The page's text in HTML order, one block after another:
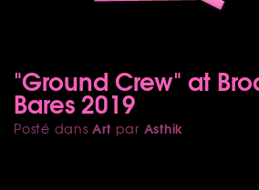
"Ground Crew" at
Bares 2019
Posté dansArt par Asthik